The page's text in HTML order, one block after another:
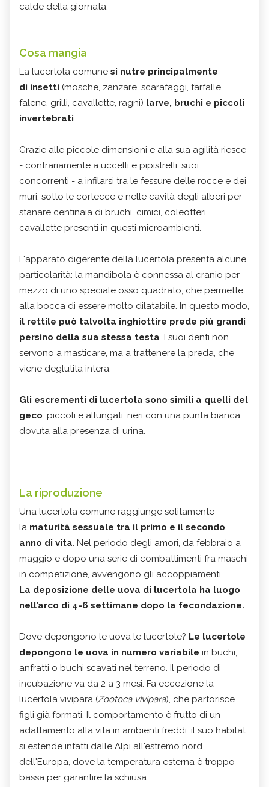
calde della giornata.
Cosa mangia
La lucertola comune si nutre principalmente
di insetti (mosche, zanzare, scarafaggi, farfalle,
falene, grilli, cavallette, ragni) larve, bruchi e piccoli
invertebrati.
Grazie alle piccole dimensioni e alla sua agilità riesce
- contrariamente a uccelli e pipistrelli, suoi
concorrenti - a infilarsi tra le fessure delle rocce e dei
muri, sotto le cortecce e nelle cavità degli alberi per
stanare centinaia di bruchi, cimici, coleotteri,
cavallette presenti in questi microambienti.
L'apparato digerente della lucertola presenta alcune
particolarità: la mandibola è connessa al cranio per
mezzo di uno speciale osso quadrato, che permette
alla bocca di essere molto dilatabile. In questo modo,
il rettile può talvolta inghiottire prede più grandi
persino della sua stessa testa. I suoi denti non
servono a masticare, ma a trattenere la preda, che
viene deglutita intera.
Gli escrementi di lucertola sono simili a quelli del
geco: piccoli e allungati, neri con una punta bianca
dovuta alla presenza di urina.
La riproduzione
Una lucertola comune raggiunge solitamente
la maturità sessuale tra il primo e il secondo
anno di vita. Nel periodo degli amori, da febbraio a
maggio e dopo una serie di combattimenti fra maschi
in competizione, avvengono gli accoppiamenti.
La deposizione delle uova di lucertola ha luogo
nell’arco di 4-6 settimane dopo la fecondazione.
Dove depongono le uova le lucertole? Le lucertole
depongono le uova in numero variabile in buchi,
anfratti o buchi scavati nel terreno. Il periodo di
incubazione va da 2 a 3 mesi. Fa eccezione la
lucertola vivipara (Zootoca vivipara), che partorisce
figli già formati. Il comportamento è frutto di un
adattamento alla vita in ambienti freddi: il suo habitat
si estende infatti dalle Alpi all'estremo nord
dell'Europa, dove la temperatura esterna è troppo
bassa per garantire la schiusa.